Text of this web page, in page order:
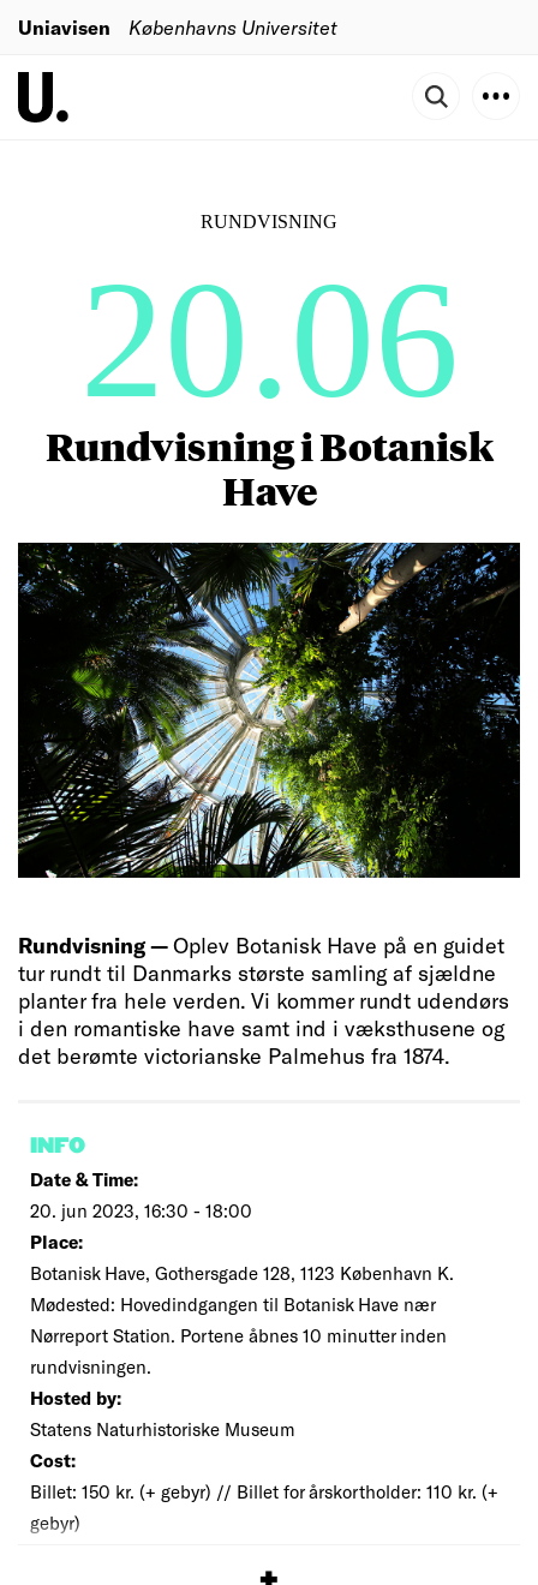
Uniavisen Københavns Universitet
RUNDVISNING
20.06
Rundvisning i Botanisk
Have
Rundvisning —Oplev Botanisk Have på en guidet
tur rundt til Danmarks største samling af sjældne
planter fra hele verden. Vi kommer rundt udendørs
i den romantiske have samt ind i væksthusene og
det berømte victorianske Palmehus fra 1874.
INFO
Date & Time:
20. jun 2023, 16:30 - 18:00
Place:
Botanisk Have, Gothersgade 128, 1123 København K.
Mødested: Hovedindgangen til Botanisk Have nær
Nørreport Station. Portene åbnes 10 minutter inden
rundvisningen.
Hosted by:
Statens Naturhistoriske Museum
Cost:
Billet: 150 kr. (+ gebyr) // Billet for årskortholder: 110 kr. (+
gebyr)